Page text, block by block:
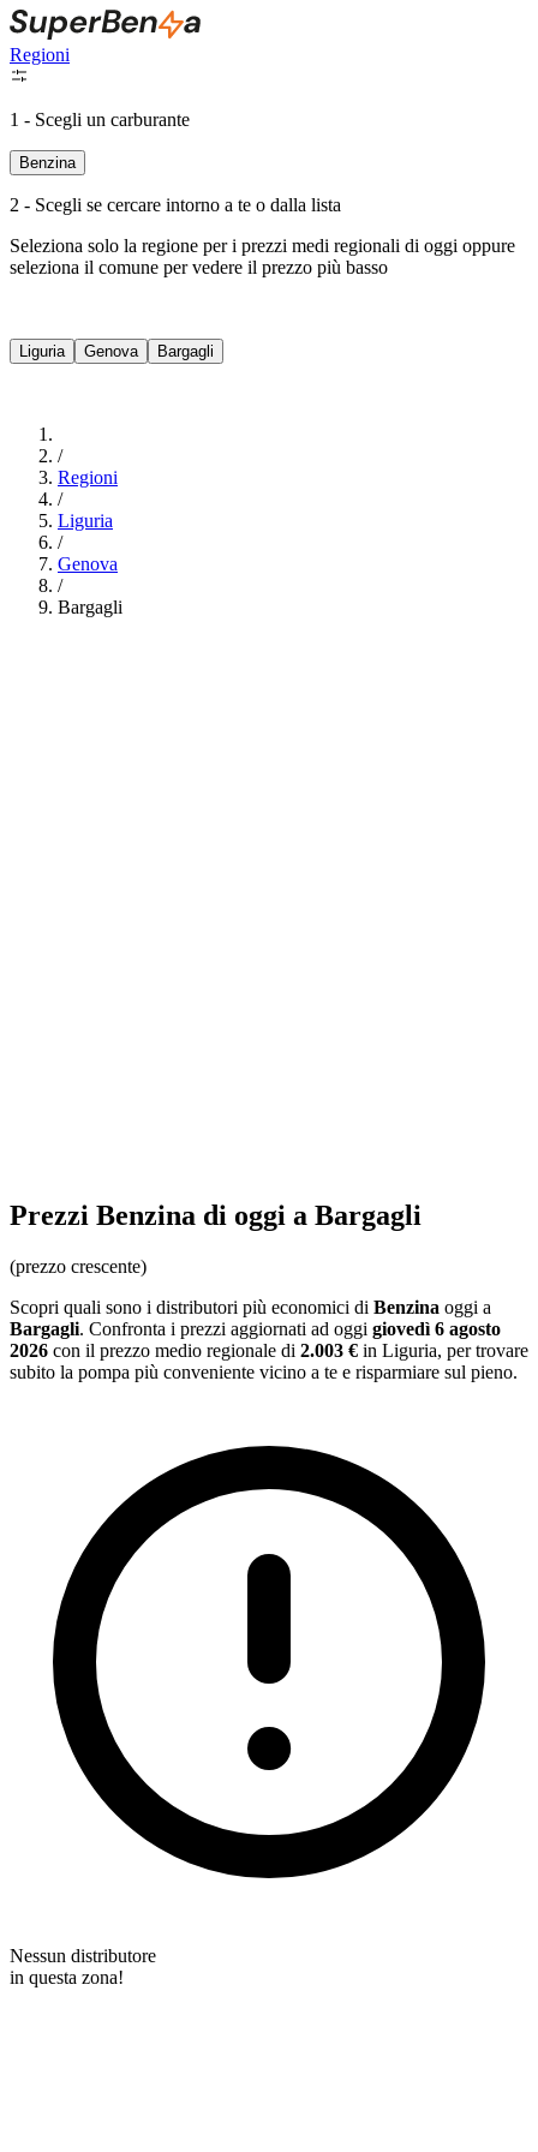
Regioni
1 - Scegli un carburante
Benzina
2 - Scegli se cercare intorno a te o dalla lista
Seleziona solo la regione per i prezzi medi regionali di oggi oppure
seleziona il comune per vedere il prezzo più basso
Liguria Genova Bargagli
/
Regioni
/
Liguria
/
Genova
/
Bargagli
Prezzi Benzina di oggi a Bargagli
(prezzo crescente)
Scopri quali sono i distributori più economici di Benzina oggi a
Bargagli. Confronta i prezzi aggiornati ad oggi giovedì 6 agosto
2026 con il prezzo medio regionale di 2.003 € in Liguria, per trovare
subito la pompa più conveniente vicino a te e risparmiare sul pieno.
Nessun distributore
in questa zona!